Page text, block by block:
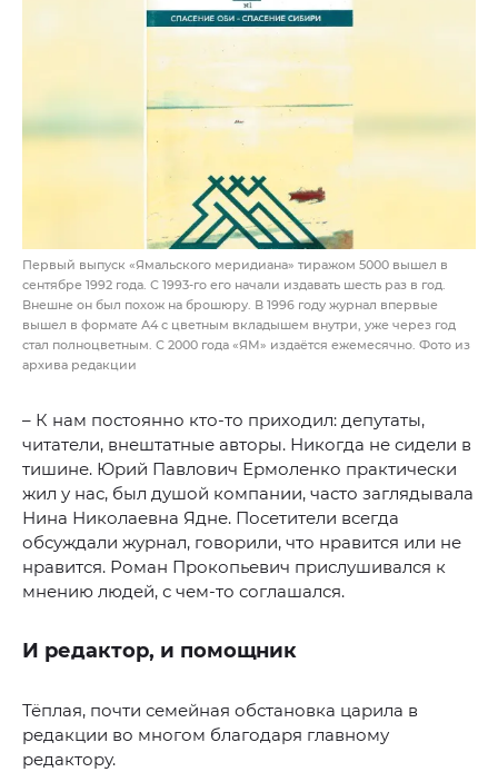
Первый выпуск «Ямальского меридиана» тиражом 5000 вышел в
сентябре 1992 года. С 1993-го его начали издавать шесть раз в год.
Внешне он был похож на брошюру. В 1996 году журнал впервые
вышел в формате А4 с цветным вкладышем внутри, уже через год
стал полноцветным. С 2000 года «ЯМ» издаётся ежемесячно. Фото из
архива редакции
– К нам постоянно кто-то приходил: депутаты,
читатели, внештатные авторы. Никогда не сидели в
тишине. Юрий Павлович Ермоленко практически
жил у нас, был душой компании, часто заглядывала
Нина Николаевна Ядне. Посетители всегда
обсуждали журнал, говорили, что нравится или не
нравится. Роман Прокопьевич прислушивался к
мнению людей, с чем-то соглашался.
И редактор, и помощник
Тёплая, почти семейная обстановка царила в
редакции во многом благодаря главному
редактору.